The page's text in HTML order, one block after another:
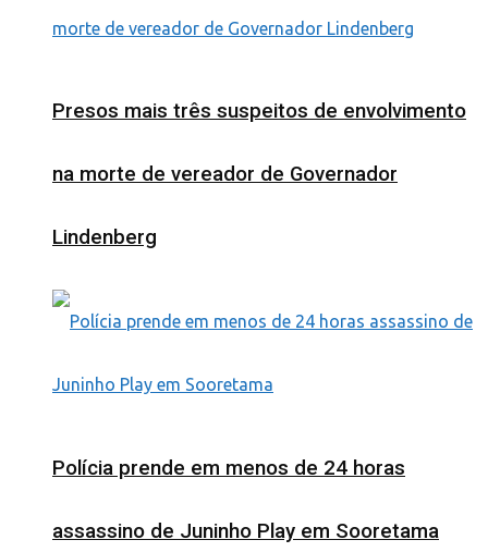
Presos mais três suspeitos de envolvimento
na morte de vereador de Governador
Lindenberg
Polícia prende em menos de 24 horas
assassino de Juninho Play em Sooretama